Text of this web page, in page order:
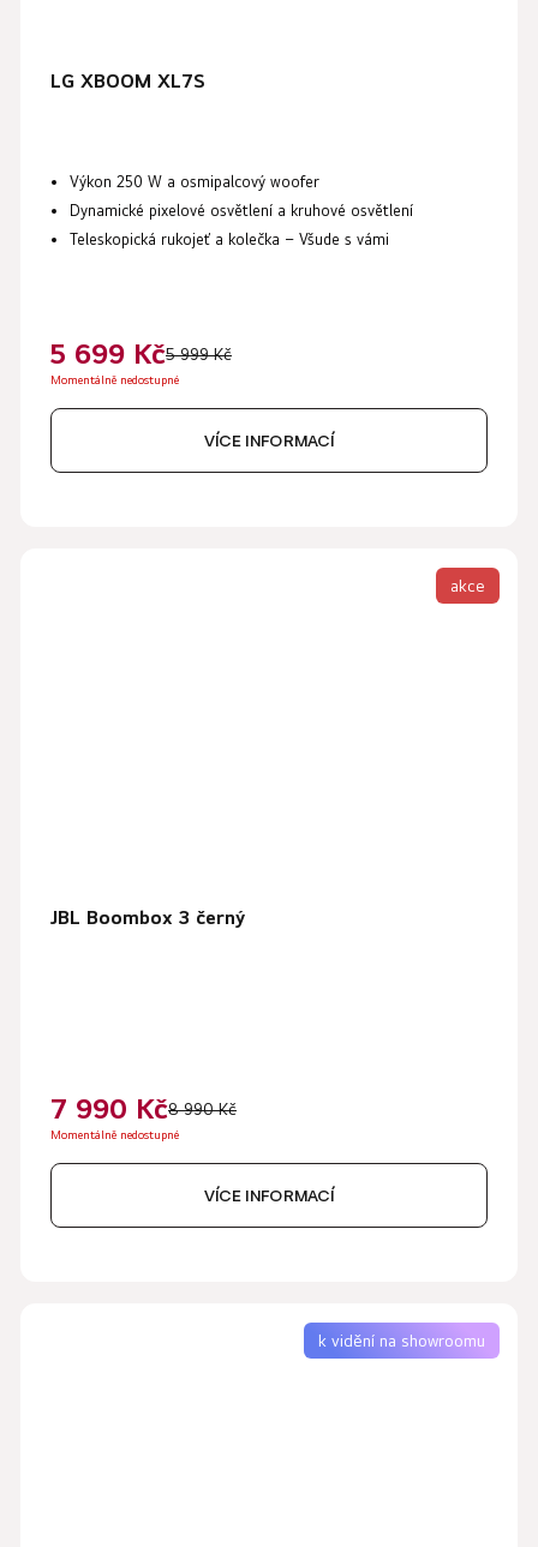
LG XBOOM XL7S
Výkon 250 W a osmipalcový woofer
Dynamické pixelové osvětlení a kruhové osvětlení
Teleskopická rukojeť a kolečka – Všude s vámi
5 699 Kč5 999 Kč
Momentálně nedostupné
VÍCE INFORMACÍ
akce
JBL Boombox 3 černý
7 990 Kč8 990 Kč
Momentálně nedostupné
VÍCE INFORMACÍ
k vidění na showroomu